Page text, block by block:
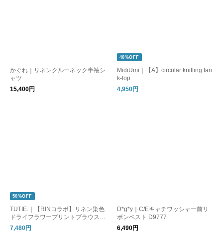
かぐれ｜リネンクルーネック半袖シ
ャツ
15,400円
40%OFF
MidiUmi｜【A】circular knitting tan
k-top
4,950円
50%OFF
TUTIE.｜【RINコラボ】リネン染色
ドライフラワープリントブラウス
長袖
7,480円
D*g*y｜C/Eキャチワッシャー前リ
ボンベスト D9777
6,490円